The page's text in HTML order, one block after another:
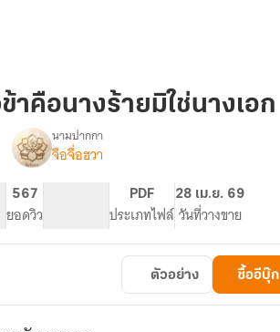
าคือนางร้ายมิใช่นางเอก
นามปากกา
จือจื่อฮวา
567
ยอดวิว
PDF
ประเภทไฟล์
28 เม.ย. 69
วันที่วางขาย
ตัวอย่าง ซื้ออีบุ๊ก